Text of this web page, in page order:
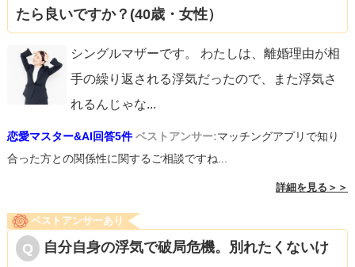
たら良いですか？(40歳・女性）
シングルマザーです。 わたしは、離婚理由が相
手の繰り返される浮気だったので、また浮気さ
れるんじゃな...
恋愛マスター&AI回答5件 ベストアンサー:マッチングアプリで知り
合った方との関係性に関するご相談ですね...
詳細を見る＞＞
ベストアンサーあり
自分自身の浮気で破局危機。別れたくないけ